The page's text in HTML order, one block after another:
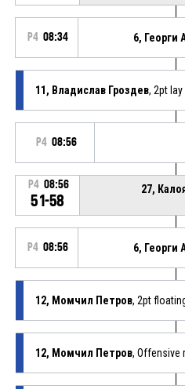
P4 08:34 6, Георги
11, Владислав Гроздев, 2pt
P4 08:56
P4 08:56
51-58
27,
P4 08:56 6, Георги
12, Момчил Петров, 2pt
12, Момчил Петров, Offensive